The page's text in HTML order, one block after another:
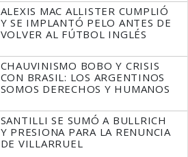
ALEXIS MAC ALLISTER CUMPLIÓ
Y SE IMPLANTÓ PELO ANTES DE
VOLVER AL FÚTBOL INGLÉS
CHAUVINISMO BOBO Y CRISIS
CON BRASIL: LOS ARGENTINOS
SOMOS DERECHOS Y HUMANOS
SANTILLI SE SUMÓ A BULLRICH
Y PRESIONA PARA LA RENUNCIA
DE VILLARRUEL